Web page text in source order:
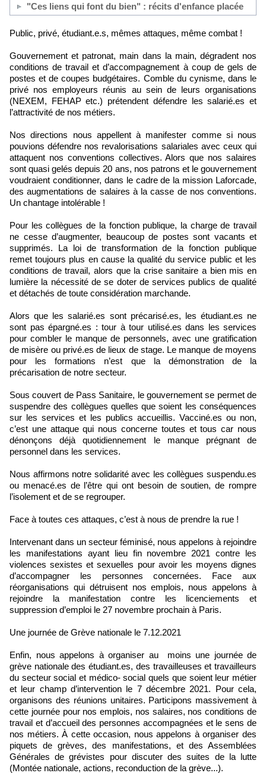
"Ces liens qui font du bien" : récits d'enfance placée
Public, privé, étudiant.e.s, mêmes attaques, même combat !
Gouvernement et patronat, main dans la main, dégradent nos
conditions de travail et d’accompagnement à coup de gels de
postes et de coupes budgétaires. Comble du cynisme, dans le
privé nos employeurs réunis au sein de leurs organisations
(NEXEM, FEHAP etc.) prétendent défendre les salarié.es et
l’attractivité de nos métiers.
Nos directions nous appellent à manifester comme si nous
pouvions défendre nos revalorisations salariales avec ceux qui
attaquent nos conventions collectives. Alors que nos salaires
sont quasi gelés depuis 20 ans, nos patrons et le gouvernement
voudraient conditionner, dans le cadre de la mission Laforcade,
des augmentations de salaires à la casse de nos conventions.
Un chantage intolérable !
Pour les collègues de la fonction publique, la charge de travail
ne cesse d’augmenter, beaucoup de postes sont vacants et
supprimés. La loi de transformation de la fonction publique
remet toujours plus en cause la qualité du service public et les
conditions de travail, alors que la crise sanitaire a bien mis en
lumière la nécessité de se doter de services publics de qualité
et détachés de toute considération marchande.
Alors que les salarié.es sont précarisé.es, les étudiant.es ne
sont pas épargné.es : tour à tour utilisé.es dans les services
pour combler le manque de personnels, avec une gratification
de misère ou privé.es de lieux de stage. Le manque de moyens
pour les formations n’est que la démonstration de la
précarisation de notre secteur.
Sous couvert de Pass Sanitaire, le gouvernement se permet de
suspendre des collègues quelles que soient les conséquences
sur les services et les publics accueillis. Vacciné.es ou non,
c’est une attaque qui nous concerne toutes et tous car nous
dénonçons déjà quotidiennement le manque prégnant de
personnel dans les services.
Nous affirmons notre solidarité avec les collègues suspendu.es
ou menacé.es de l’être qui ont besoin de soutien, de rompre
l’isolement et de se regrouper.
Face à toutes ces attaques, c’est à nous de prendre la rue !
Intervenant dans un secteur féminisé, nous appelons à rejoindre
les manifestations ayant lieu fin novembre 2021 contre les
violences sexistes et sexuelles pour avoir les moyens dignes
d’accompagner les personnes concernées. Face aux
réorganisations qui détruisent nos emplois, nous appelons à
rejoindre la manifestation contre les licenciements et
suppression d’emploi le 27 novembre prochain à Paris.
Une journée de Grève nationale le 7.12.2021
Enfin, nous appelons à organiser au moins une journée de
grève nationale des étudiant.es, des travailleuses et travailleurs
du secteur social et médico- social quels que soient leur métier
et leur champ d’intervention le 7 décembre 2021. Pour cela,
organisons des réunions unitaires. Participons massivement à
cette journée pour nos emplois, nos salaires, nos conditions de
travail et d’accueil des personnes accompagnées et le sens de
nos métiers. À cette occasion, nous appelons à organiser des
piquets de grèves, des manifestations, et des Assemblées
Générales de grévistes pour discuter des suites de la lutte
(Montée nationale, actions, reconduction de la grève...).